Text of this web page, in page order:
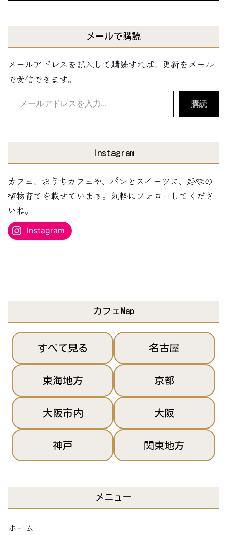
メールで購読
メールアドレスを記入して購読すれば、更新をメール
で受信できます。
ス
を
入
力...
購読
Instagram
カフェ、おうちカフェや、パンとスイーツに、趣味の
植物育てを載せています。気軽にフォローしてくださ
いね。
Instagram
カフェMap
すべて見る 名古屋
東海地方 京都
大阪市内 大阪
神戸 関東地方
メニュー
ホーム